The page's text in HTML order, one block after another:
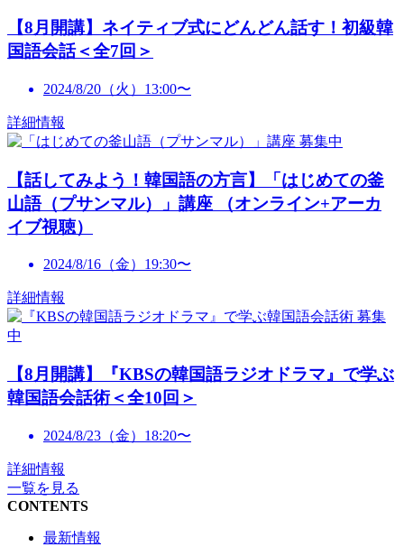
【8月開講】ネイティブ式にどんどん話す！初級韓
国語会話＜全7回＞
2024/8/20（火）13:00〜
詳細情報
募集中
【話してみよう！韓国語の方言】「はじめての釜
山語（プサンマル）」講座 （オンライン+アーカ
イブ視聴）
2024/8/16（金）19:30〜
詳細情報
募集
中
【8月開講】『KBSの韓国語ラジオドラマ』で学ぶ
韓国語会話術＜全10回＞
2024/8/23（金）18:20〜
詳細情報
一覧を見る
CONTENTS
最新情報